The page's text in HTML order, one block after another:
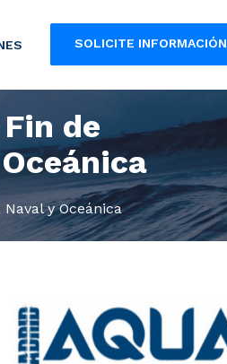
SOLICITE INFORMACIÓN
de
y Oceánica